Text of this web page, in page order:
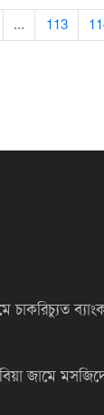
... 113
চাকরিচ্যুত
জামে